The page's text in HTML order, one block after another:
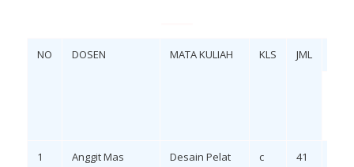
NO DOSEN MATA KULIAH KLS JML
1
Anggit Mas
Desain Pelat
c 41